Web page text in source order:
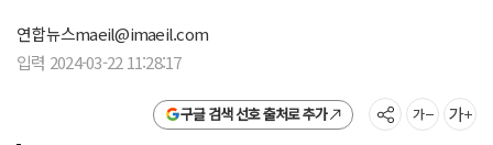
연합뉴스maeil@imaeil.com
입력 2024-03-22 11:28:17
구글 검색 선호 출처로 추가